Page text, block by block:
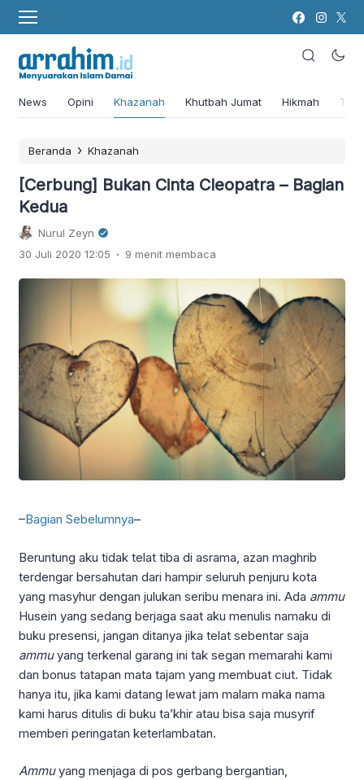
News Opini Khazanah Khutbah Jumat Hikmah
Beranda › Khazanah
[Cerbung] Bukan Cinta Cleopatra – Bagian
Kedua
Nurul Zeyn
30 Juli 2020 12:05 . 9 menit membaca
–Bagian Sebelumnya–
Beruntung aku tidak telat tiba di asrama, azan maghrib
terdengar bersahutan dari hampir seluruh penjuru kota
yang masyhur dengan julukan seribu menara ini. Ada ammu
Husein yang sedang berjaga saat aku menulis namaku di
buku presensi, jangan ditanya jika telat sebentar saja
ammuyang terkenal garang ini tak segan memarahi kami
dan bonus tatapan mata tajam yang membuat ciut. Tidak
hanya itu, jika kami datang lewat jam malam maka nama
kami harus ditulis di buku ta’khir atau bisa saja musyrif
memberi peringatan keterlambatan.
Ammuyang menjaga di pos gerbang bergantian,